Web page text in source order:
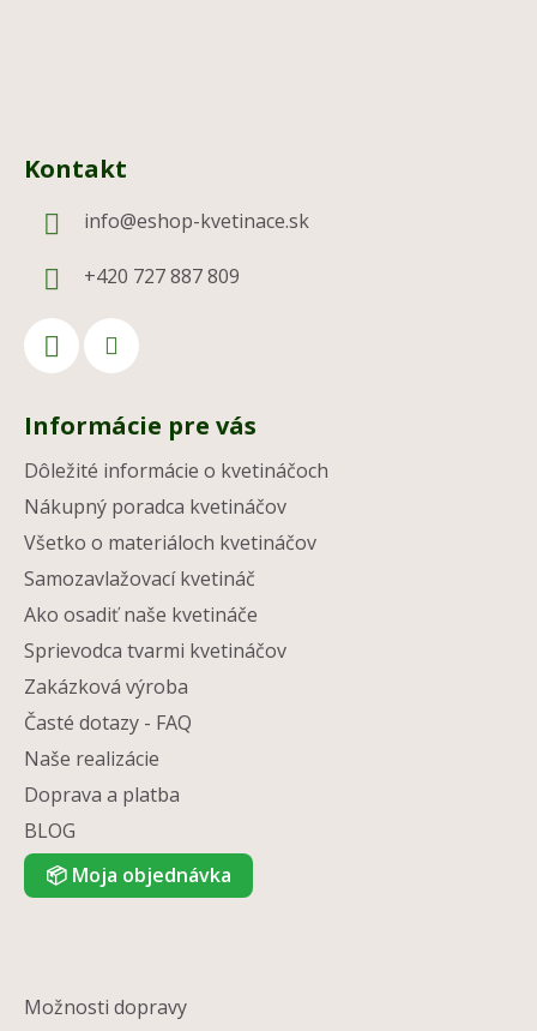
Kontakt
info@eshop-kvetinace.sk
+420 727 887 809
Informácie pre vás
Dôležité informácie o kvetináčoch
Nákupný poradca kvetináčov
Všetko o materiáloch kvetináčov
Samozavlažovací kvetináč
Ako osadiť naše kvetináče
Sprievodca tvarmi kvetináčov
Zakázková výroba
Časté dotazy - FAQ
Naše realizácie
Doprava a platba
BLOG
📦 Moja objednávka
Možnosti dopravy